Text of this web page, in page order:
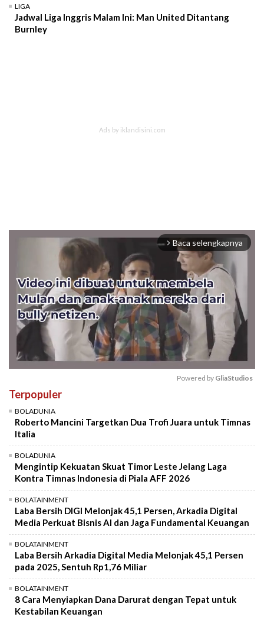
LIGA
Jadwal Liga Inggris Malam Ini: Man United Ditantang
Burnley
arrow_forward_ios Baca selengkapnya
Powered by GliaStudios
Terpopuler
BOLADUNIA
Roberto Mancini Targetkan Dua Trofi Juara untuk Timnas
Italia
BOLADUNIA
Mengintip Kekuatan Skuat Timor Leste Jelang Laga
Kontra Timnas Indonesia di Piala AFF 2026
BOLATAINMENT
Laba Bersih DIGI Melonjak 45,1 Persen, Arkadia Digital
Media Perkuat Bisnis AI dan Jaga Fundamental Keuangan
BOLATAINMENT
Laba Bersih Arkadia Digital Media Melonjak 45,1 Persen
pada 2025, Sentuh Rp1,76 Miliar
BOLATAINMENT
8 Cara Menyiapkan Dana Darurat dengan Tepat untuk
Kestabilan Keuangan